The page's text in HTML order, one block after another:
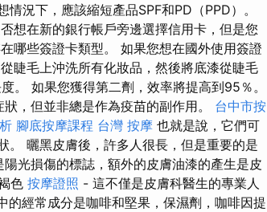
情況下，應該縮短產品SPF和PD（PPD）。
想在新的銀行帳戶旁邊選擇信用卡，但是您
哪些簽證卡類型。 如果您想在國外使用簽證
睫毛上沖洗所有化妝品，然後將底漆從睫毛
。 如果您獲得第二劑，效率將提高到95％。
，但並非總是作為疫苗的副作用。 台中市按
腳底按摩課程 台灣 按摩 也就是說，它們可
。 曬黑皮膚後，許多人很長，但是重要的是
光損傷的標誌，額外的皮膚油漆的產生是皮
色 按摩證照 - 這不僅是皮膚科醫生的專業人
的經常成分是咖啡和堅果，保濕劑，咖啡因提